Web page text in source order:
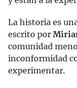
La historia es
escrito por
comunidad
inconformidad
experimentar.